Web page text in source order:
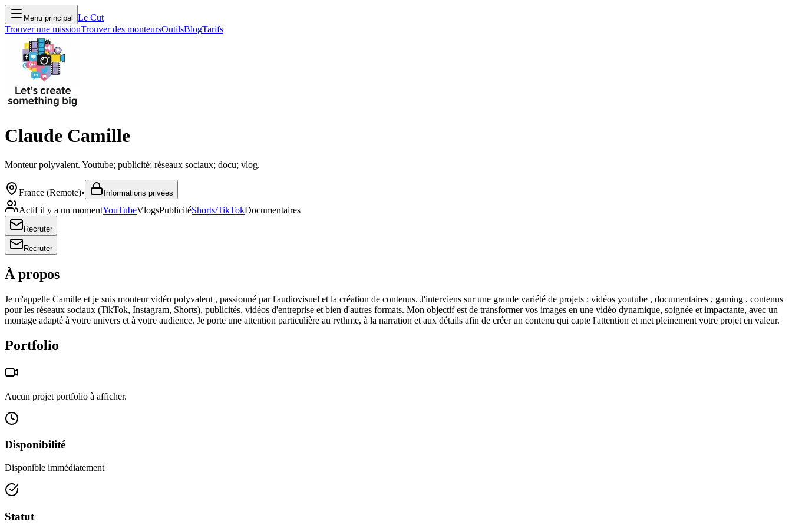
Menu principal
Le Cut
Trouver une missionTrouver des monteursOutilsBlogTarifs
Claude Camille
Monteur polyvalent. Youtube; publicité; réseaux sociaux; docu; vlog.
France (Remote)• Informations privées
Actif il y a un momentYouTubeVlogsPublicitéShorts/TikTokDocumentaires
Recruter
Recruter
À propos
Je m'appelle Camille et je suis monteur vidéo polyvalent , passionné par l'audiovisuel et la création de contenus. J'interviens sur une grande variété de projets : vidéos youtube , documentaires , gaming , contenus
pour les réseaux sociaux (TikTok, Instagram, Shorts), publicités, vidéos d'entreprise et bien d'autres formats. Mon objectif est de transformer vos images en une vidéo dynamique, soignée et impactante, avec un
montage adapté à votre univers et à votre audience. Je porte une attention particulière au rythme, à la narration et aux détails afin de créer un contenu qui capte l'attention et met pleinement votre projet en valeur.
Portfolio
Aucun projet portfolio à afficher.
Disponibilité
Disponible immédiatement
Statut